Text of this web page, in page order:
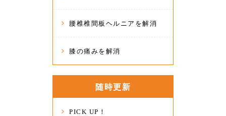
腰椎椎間板ヘルニアを解消
膝の痛みを解消
随時更新
PICK UP！